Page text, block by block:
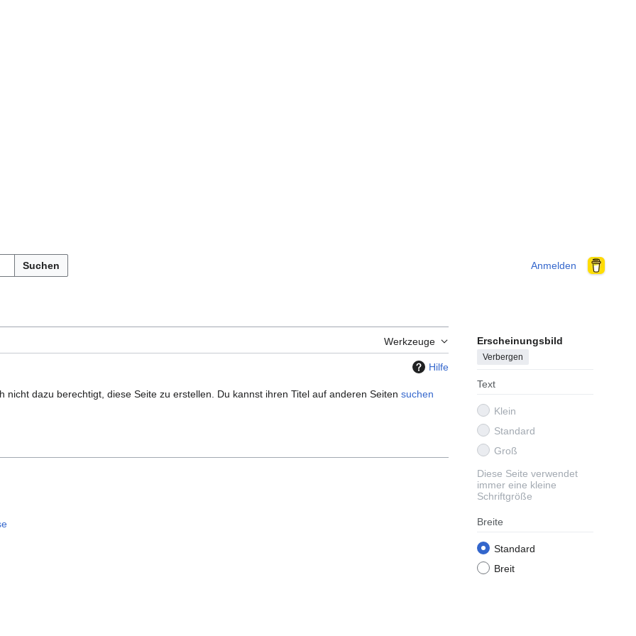
Suchen Anmelden
Werkzeuge Erscheinungsbild
Verbergen
Text
Klein
Standard
Groß
Diese Seite verwendet
immer eine kleine
Schriftgröße
Breite
Standard
Breit
Hilfe
dazu berechtigt, diese Seite zu erstellen. Du kannst ihren Titel auf anderen Seiten suchen